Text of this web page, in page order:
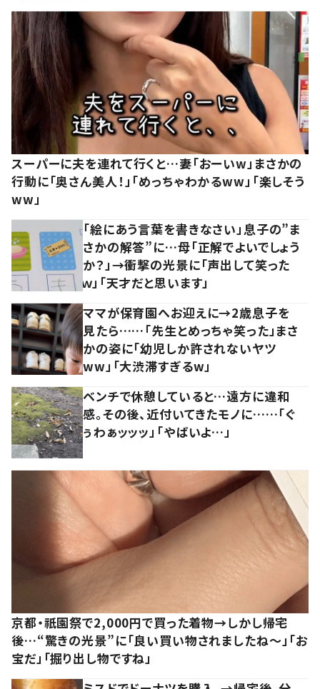
スーパーに夫を連れて行くと…妻「おーいw」まさかの
行動に「奥さん美人！」「めっちゃわかるww」「楽しそう
ww」
「絵にあう言葉を書きなさい」息子の”ま
さかの解答”に…母「正解でよいでしょう
か？」→衝撃の光景に「声出して笑った
ｗ」「天才だと思います」
ママが保育園へお迎えに→2歳息子を
見たら……「先生とめっちゃ笑った」まさ
かの姿に「幼児しか許されないヤツ
ww」「大渋滞すぎるw」
ベンチで休憩していると…遠方に違和
感。その後、近付いてきたモノに……「ぐ
ぅわぁッッッ」「やばいよ…」
京都・祇園祭で2,000円で買った着物→しかし帰宅
後…“驚きの光景”に「良い買い物されましたね～」「お
宝だ」「掘り出し物ですね」